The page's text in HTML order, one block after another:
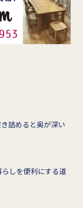
詰めると奥が深い
しを便利にする道